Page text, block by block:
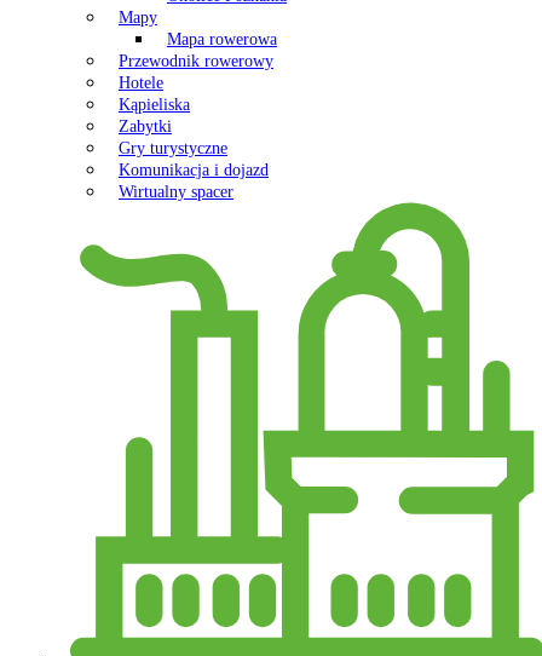
Mapy
Mapa rowerowa
Przewodnik rowerowy
Hotele
Kąpieliska
Zabytki
Gry turystyczne
Komunikacja i dojazd
Wirtualny spacer